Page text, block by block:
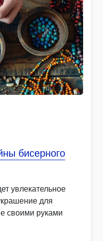
бисерного
увлекательное
для
своими руками